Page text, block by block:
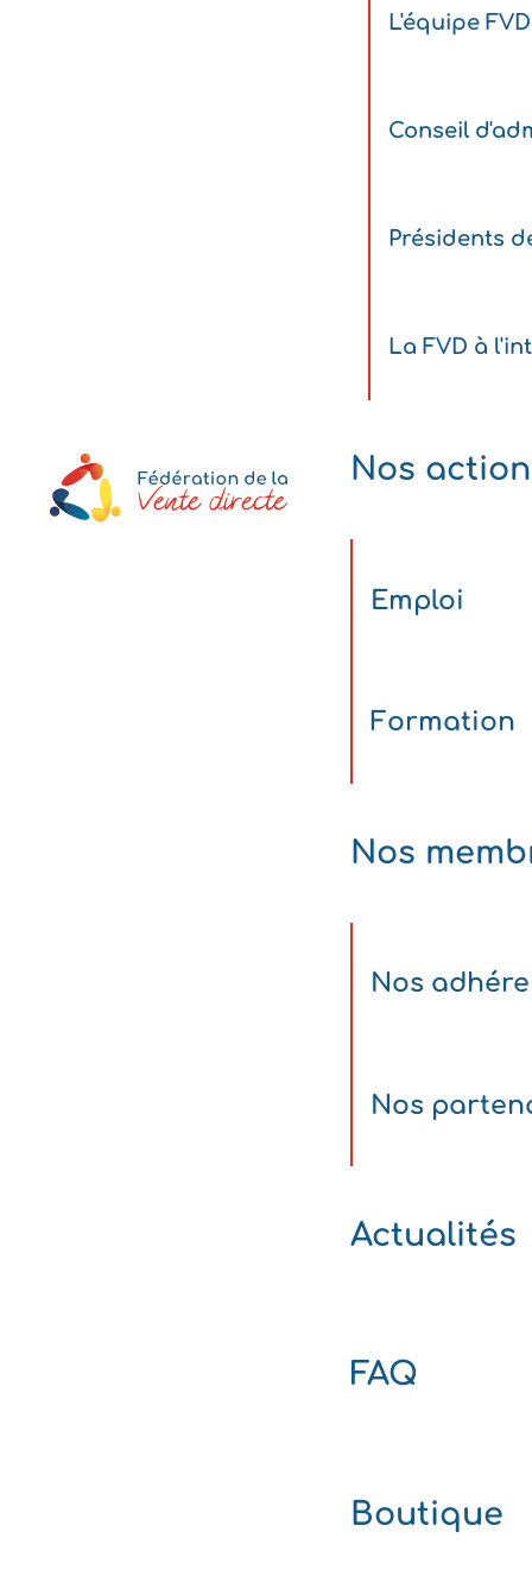
L'équipe FVD
Conseil
Présidents
La FVD à
Nos
Emploi
Formation
Nos
Nos
Nos
Actualités
FAQ
Boutique